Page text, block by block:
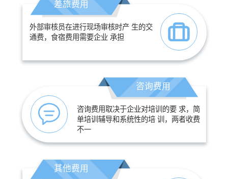
差旅费用
外部审核员在进行现场审核时产 生的交
通费，食宿费用需要企业 承担
咨询费用
咨询费用取决于企业对培训的要 求，简
单培训辅导和系统性的培 训，两者收费
不一
其他费用